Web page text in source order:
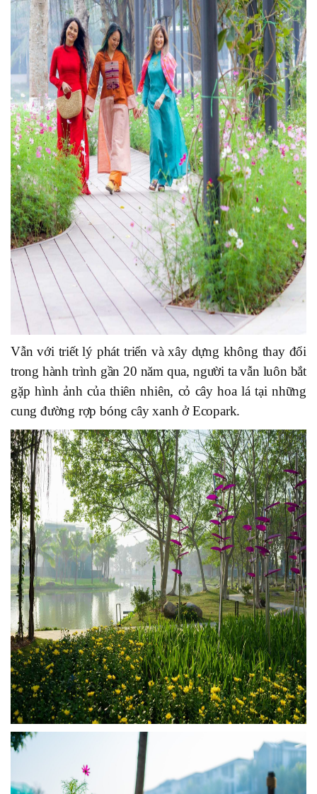
Vẫn với triết lý phát triển và xây dựng không thay đổi
trong hành trình gần 20 năm qua, người ta vẫn luôn bắt
gặp hình ảnh của thiên nhiên, cỏ cây hoa lá tại những
cung đường rợp bóng cây xanh ở Ecopark.